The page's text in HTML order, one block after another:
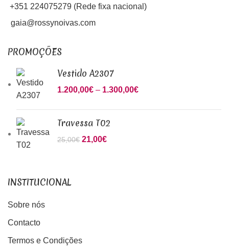
+351 224075279 (Rede fixa nacional)
gaia@rossynoivas.com
PROMOÇÕES
Vestido A2307
1.200,00€ – 1.300,00€
Travessa T02
25,00€ O preço original era: 25,00€.
21,00€
INSTITUCIONAL
Sobre nós
Contacto
Termos e Condições